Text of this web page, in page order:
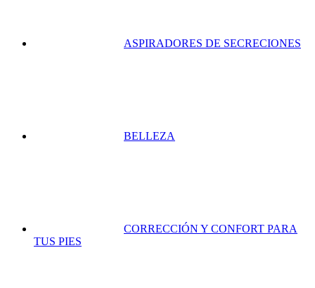
ASPIRADORES DE SECRECIONES
BELLEZA
CORRECCIÓN Y CONFORT PARA
TUS PIES